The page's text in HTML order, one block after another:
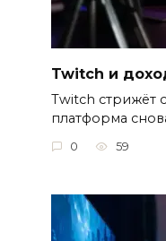
Twitch и
Twitch стрижёт
платформа
0 59